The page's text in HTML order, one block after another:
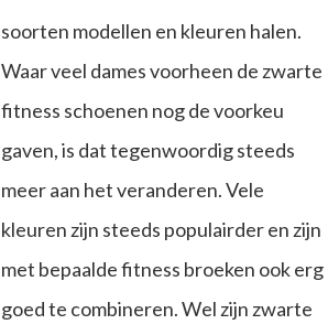
soorten modellen en kleuren halen.
Waar veel dames voorheen de zwarte
fitness schoenen nog de voorkeu
gaven, is dat tegenwoordig steeds
meer aan het veranderen. Vele
kleuren zijn steeds populairder en zijn
met bepaalde fitness broeken ook erg
goed te combineren. Wel zijn zwarte